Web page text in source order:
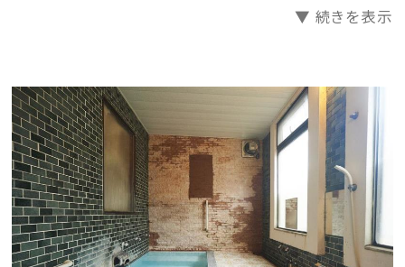
米どころ庄内では無視できないのがこの『日本酒』。
(来館後でもOK)
A.3種飲み比べ 1320円
B.6種飲み比べ 2640円
C.10種飲み比べ 3960円
☆お刺身盛り合わせ(2日前まで)☆
▼ 続きを表示